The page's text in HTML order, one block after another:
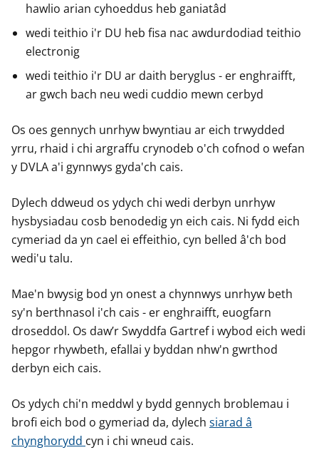
hawlio arian cyhoeddus heb ganiatâd
wedi teithio i'r DU heb fisa nac awdurdodiad teithio
electronig
wedi teithio i'r DU ar daith beryglus - er enghraifft,
ar gwch bach neu wedi cuddio mewn cerbyd
Os oes gennych unrhyw bwyntiau ar eich trwydded
yrru, rhaid i chi argraffu crynodeb o'ch cofnod o wefan
y DVLA a'i gynnwys gyda'ch cais.
Dylech ddweud os ydych chi wedi derbyn unrhyw
hysbysiadau cosb benodedig yn eich cais. Ni fydd eich
cymeriad da yn cael ei effeithio, cyn belled â'ch bod
wedi'u talu.
Mae'n bwysig bod yn onest a chynnwys unrhyw beth
sy'n berthnasol i'ch cais - er enghraifft, euogfarn
droseddol. Os daw’r Swyddfa Gartref i wybod eich wedi
hepgor rhywbeth, efallai y byddan nhw'n gwrthod
derbyn eich cais.
Os ydych chi'n meddwl y bydd gennych broblemau i
brofi eich bod o gymeriad da, dylech siarad â
chynghorydd cyn i chi wneud cais.